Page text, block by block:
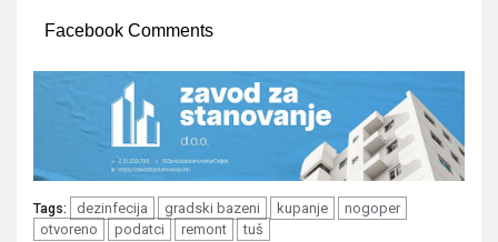
Facebook Comments
Tags: dezinfecija gradski bazeni kupanje
nogoper
otvoreno
podatci remont tuš